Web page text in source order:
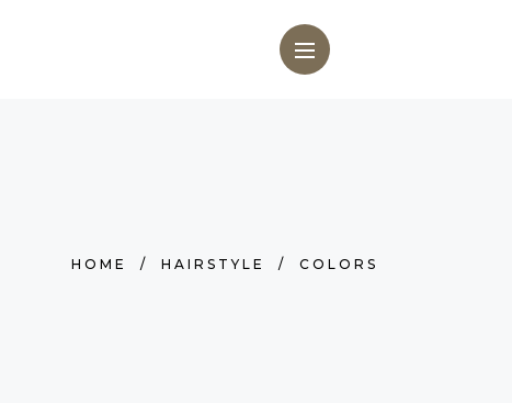
HOME / HAIRSTYLE / COLORS